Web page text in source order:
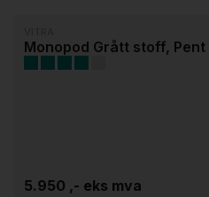
Monopod Grått stoff,
5.950 ,- eks mva